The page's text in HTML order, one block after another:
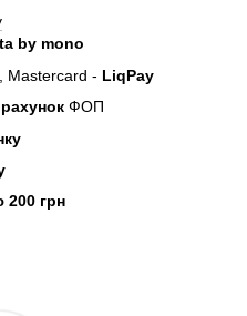
by mono
Mastercard - LiqPay
ФОП
200 грн